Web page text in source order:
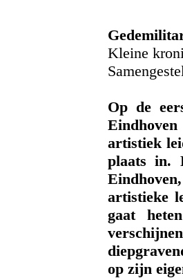
Kleine
Op de
artistiek
plaats in.
artistieke
gaat
op zijn